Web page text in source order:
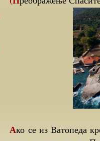
Ако се из Ватопеда крене пешке према Ивирону, после два и по сата